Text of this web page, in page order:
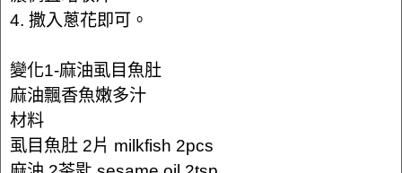
4. 撒入蔥花即可。
變化1-麻油虱目魚肚
麻油飄香魚嫩多汁
材料
虱目魚肚 2片 milkfish 2pcs